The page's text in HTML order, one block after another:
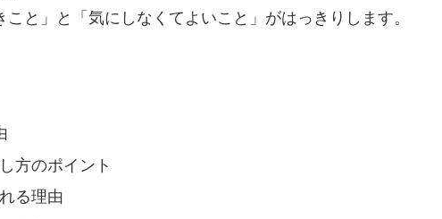
と」と「気にしなくてよいこと」がはっきりします。
方のポイント
る理由